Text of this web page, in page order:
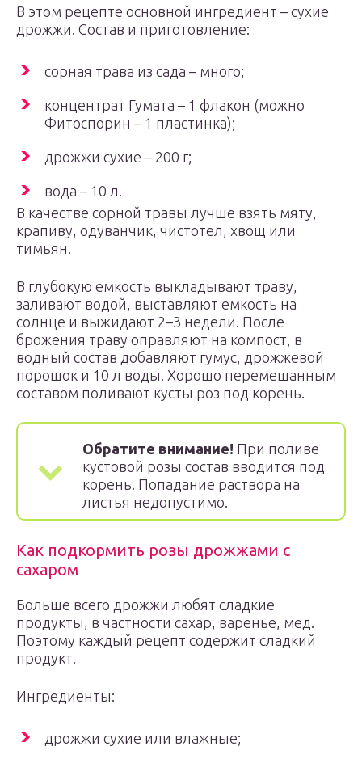
В этом рецепте основной ингредиент – сухие
дрожжи. Состав и приготовление:
сорная трава из сада – много;
концентрат Гумата – 1 флакон (можно
Фитоспорин – 1 пластинка);
дрожжи сухие – 200 г;
вода – 10 л.
В качестве сорной травы лучше взять мяту,
крапиву, одуванчик, чистотел, хвощ или
тимьян.
В глубокую емкость выкладывают траву,
заливают водой, выставляют емкость на
солнце и выжидают 2–3 недели. После
брожения траву оправляют на компост, в
водный состав добавляют гумус, дрожжевой
порошок и 10 л воды. Хорошо перемешанным
составом поливают кусты роз под корень.
Обратите внимание! При поливе
кустовой розы состав вводится под
корень. Попадание раствора на
листья недопустимо.
Как подкормить розы дрожжами с
сахаром
Больше всего дрожжи любят сладкие
продукты, в частности сахар, варенье, мед.
Поэтому каждый рецепт содержит сладкий
продукт.
Ингредиенты:
дрожжи сухие или влажные;